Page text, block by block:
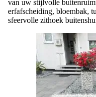
sfeervolle zithoek